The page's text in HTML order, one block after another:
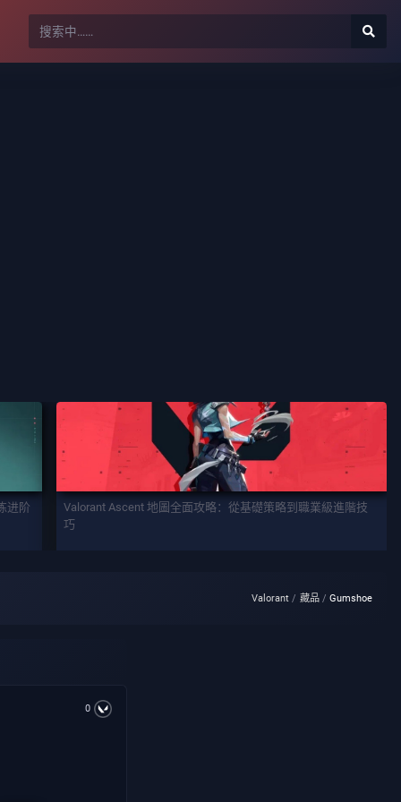
进阶
Valorant Ascent 地圖全面攻略：從基礎策略到職業級進階技
巧
Valorant 藏品 Gumshoe
0